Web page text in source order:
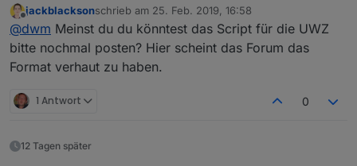
(i=0; i<thedata.results.length;
3/10/i++)/{/warnings.push(new/processres
ultentry(thedata.results[i]));/}/*/warni
ngs.sort(function(a,b)
{/var/asort="a.urgency*1000+a.category*1
bsort="b.urgency*1000+b.category*100+b.s
i<numofwarnings;/if/(i<warnings.length)/
Offline
jackblacksonschrieb am 25. Feb. 2019, 16:58
zuletzt editiert von
@dwm Meinst du du könntest das Script für die UWZ
bitte nochmal posten? Hier scheint das Forum das
Format verhaut zu haben.
1 Antwort 0
12 Tagen später